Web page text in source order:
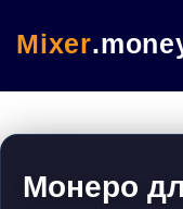
Mixer
Монеро